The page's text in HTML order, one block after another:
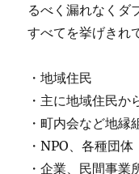
るべく漏れなくダ
すべてを挙げきれ
・地域住民
・主に地域住民か
・町内会など地縁
・NPO、各種団体
・企業、民間事業